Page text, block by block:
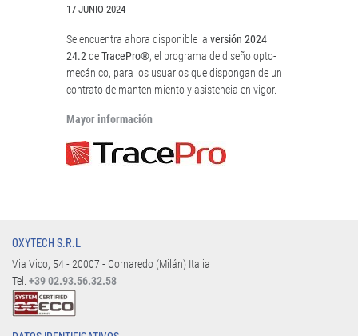
17 JUNIO 2024
Se encuentra ahora disponible la versión 2024
24.2deTracePro®, el programa de diseño opto-
mecánico, para los usuarios que dispongan de un
contrato de mantenimiento y asistencia en vigor.
Mayor información
OXYTECH S.R.L
Via Vico, 54 - 20007 - Cornaredo (Milán) Italia
Tel. +39 02.93.56.32.58